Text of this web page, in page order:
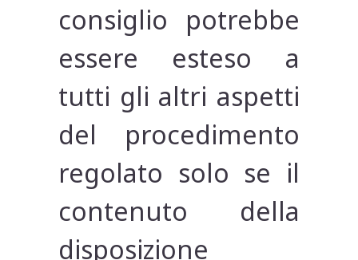
consiglio potrebbe
essere esteso a
tutti gli altri aspetti
del procedimento
regolato solo se il
contenuto della
disposizione